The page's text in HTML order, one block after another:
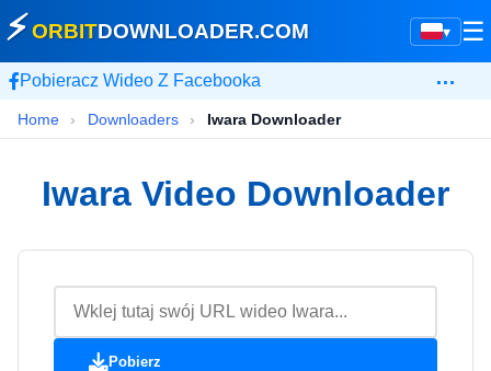
▾
⚡ORBITDOWNLOADER.COM ☰
Pobieracz Wideo Z Facebooka …
Home › Downloaders › Iwara Downloader
Iwara Video Downloader
Pobierz